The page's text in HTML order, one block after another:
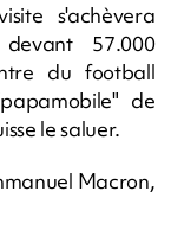
s'achèvera
57.000
du football
de
le saluer.
Macron,